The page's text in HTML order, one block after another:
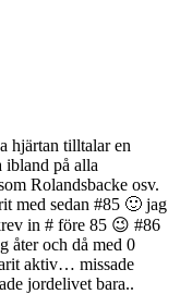
hjärtan tilltalar en
ibland på alla
Rolandsbacke osv.
med sedan #85 🙂 jag
in # före 85 😉 #86
åter och då med 0
aktiv… missade
jordelivet bara..